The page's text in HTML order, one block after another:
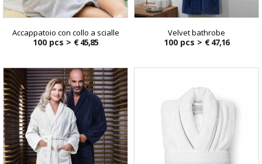
Accappatoio con collo a scialle
100 pcs > € 45,85
Velvet bathrobe
100 pcs > € 47,16